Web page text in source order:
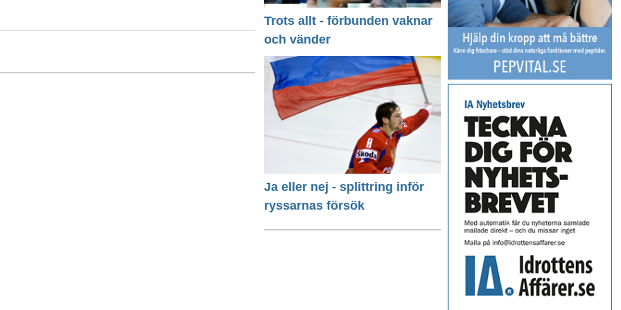
Trots allt - förbunden vaknar
och vänder
Ja eller nej - splittring inför
ryssarnas försök